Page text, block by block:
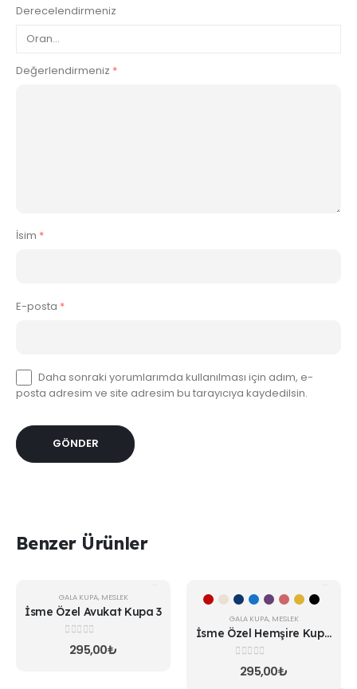
Derecelendirmeniz
Değerlendirmeniz *
İsim *
E-posta *
Daha sonraki yorumlarımda kullanılması için adım, e-
posta adresim ve site adresim bu tarayıcıya kaydedilsin.
Benzer Ürünler
GALA KUPA, MESLEK
İsme Özel Avukat Kupa 3
5 üzerinden
295,00₺
ürünün
fazla
varyasyonu
GALA KUPA, MESLEK
İsme Özel Hemşire Kupa
v1
5 üzerinden
295,00₺